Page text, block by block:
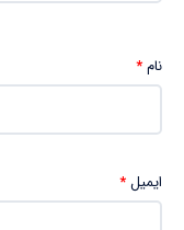
نام*
ایمیل*